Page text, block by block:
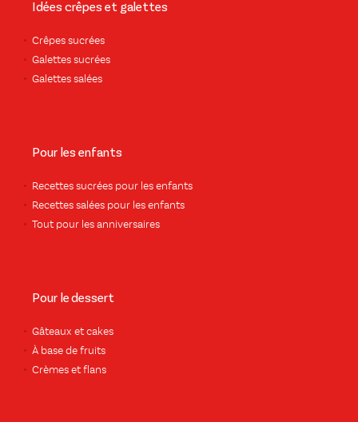
Idées crêpes et galettes
Crêpes sucrées
Galettes sucrées
Galettes salées
Pour les enfants
Recettes sucrées pour les enfants
Recettes salées pour les enfants
Tout pour les anniversaires
Pour le dessert
Gâteaux et cakes
À base de fruits
Crèmes et flans